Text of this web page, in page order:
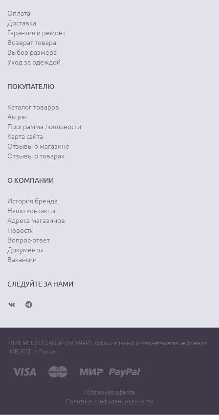
Оплата
Доставка
Гарантия и ремонт
Возврат товара
Выбор размера
Уход за одеждой
ПОКУПАТЕЛЮ
Каталог товаров
Акции
Программа лояльности
Карта сайта
Отзывы о магазине
Отзывы о товарах
О КОМПАНИИ
История бренда
Наши контакты
Адреса магазинов
Новости
Вопрос-ответ
Документы
Вакансии
СЛЕДУЙТЕ ЗА НАМИ
2026 MEUCCI GROUP (МЕУЧЧИ). Официальный интернет-магазин бренда
"MEUCCI" в России
Публичная оферта
Политика конфиденциальности